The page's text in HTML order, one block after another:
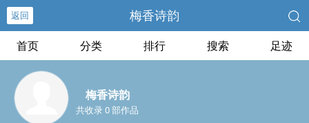
返回 梅香诗韵
首页 分类 排行 搜索 足迹
梅香诗韵
共收录 0 部作品